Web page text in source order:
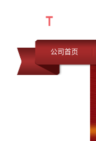
公司首页